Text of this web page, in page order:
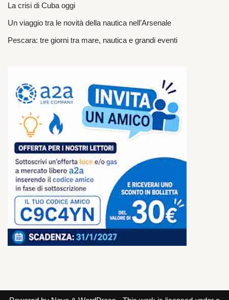
La crisi di Cuba oggi
Un viaggio tra le novità della nautica nell’Arsenale
Pescara: tre giorni tra mare, nautica e grandi eventi